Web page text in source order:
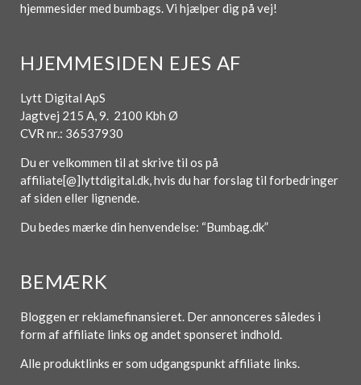
hjemmesider med bumbags. Vi hjælper dig på vej!
HJEMMESIDEN EJES AF
Lytt Digital ApS
Jagtvej 215 A, 9. 2100 Kbh Ø
CVR nr.: 36537930
Du er velkommen til at skrive til os på
affiliate[@]lyttdigital.dk, hvis du har forslag til forbedringer
af siden eller lignende.
Du bedes mærke din henvendelse: “Bumbag.dk”
BEMÆRK
Bloggen er reklamefinansieret. Der annonceres således i
form af affiliate links og andet sponseret indhold.
Alle produktlinks er som udgangspunkt affiliate links.